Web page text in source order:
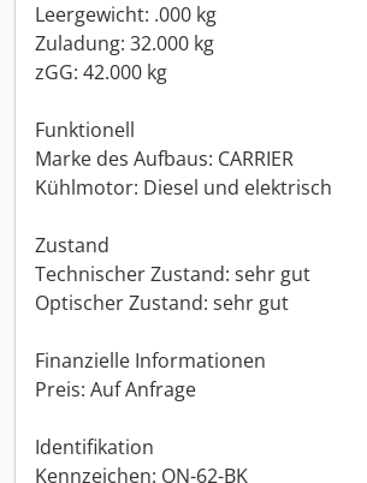
Leergewicht: .000 kg
Zuladung: 32.000 kg
zGG: 42.000 kg
Funktionell
Marke des Aufbaus: CARRIER
Kühlmotor: Diesel und elektrisch
Zustand
Technischer Zustand: sehr gut
Optischer Zustand: sehr gut
Finanzielle Informationen
Preis: Auf Anfrage
Identifikation
Kennzeichen: ON-62-BK